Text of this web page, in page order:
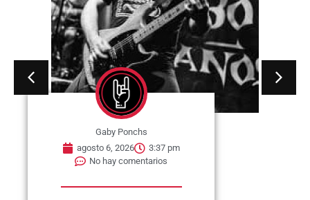
Gaby Ponchs
agosto 6, 2026
3:37 pm
No hay comentarios